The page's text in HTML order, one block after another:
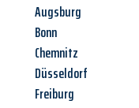
Augsburg
Bonn
Chemnitz
Düsseldorf
Freiburg